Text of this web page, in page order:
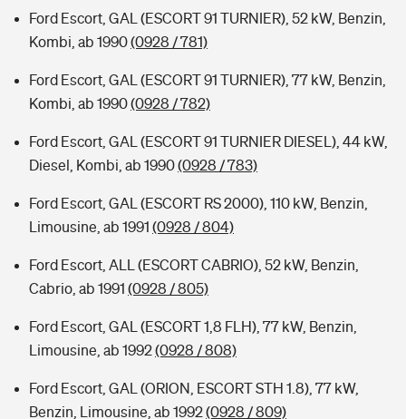
Ford Escort, GAL (ESCORT 91 TURNIER), 52 kW, Benzin,
Kombi, ab 1990(0928 / 781)
Ford Escort, GAL (ESCORT 91 TURNIER), 77 kW, Benzin,
Kombi, ab 1990(0928 / 782)
Ford Escort, GAL (ESCORT 91 TURNIER DIESEL), 44 kW,
Diesel, Kombi, ab 1990(0928 / 783)
Ford Escort, GAL (ESCORT RS 2000), 110 kW, Benzin,
Limousine, ab 1991 (0928 / 804)
Ford Escort, ALL (ESCORT CABRIO), 52 kW, Benzin,
Cabrio, ab 1991 (0928 / 805)
Ford Escort, GAL (ESCORT 1,8 FLH), 77 kW, Benzin,
Limousine, ab 1992(0928 / 808)
Ford Escort, GAL (ORION, ESCORT STH 1.8), 77 kW,
Benzin, Limousine, ab 1992(0928 / 809)